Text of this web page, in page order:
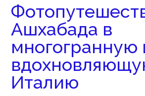
Ашхабада в
многогранную
Италию